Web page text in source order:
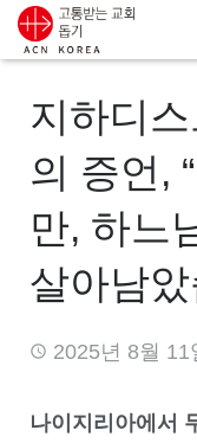
알리기
기도하기
시리아
우크라이나
행동하기
로그인
지하디
의 증언,
만, 하느
살아남았
2025년 8월 11
나이지리아에서